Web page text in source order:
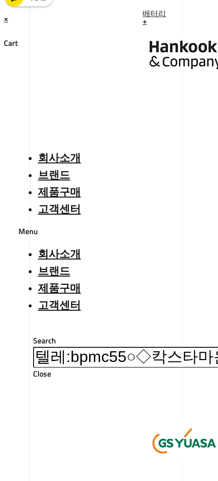
배터리
+
×
Cart
회사소개
브랜드
제품구매
고객센터
Menu
회사소개
브랜드
제품구매
고객센터
Search
Close